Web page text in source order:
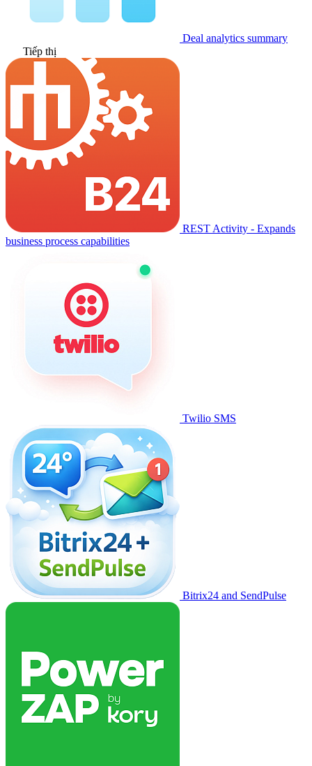
Deal analytics summary
Tiếp thị
REST Activity - Expands
business process capabilities
Twilio SMS
Bitrix24 and SendPulse